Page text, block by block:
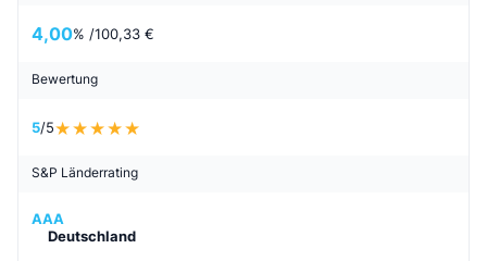
4,00% /100,33 €
Bewertung
5/5
S&P Länderrating
AAA
Deutschland